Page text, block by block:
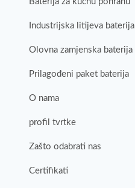
Industrijska litijeva baterija
Olovna zamjenska baterija
Prilagođeni paket baterija
O nama
profil tvrtke
Zašto odabrati nas
Certifikati